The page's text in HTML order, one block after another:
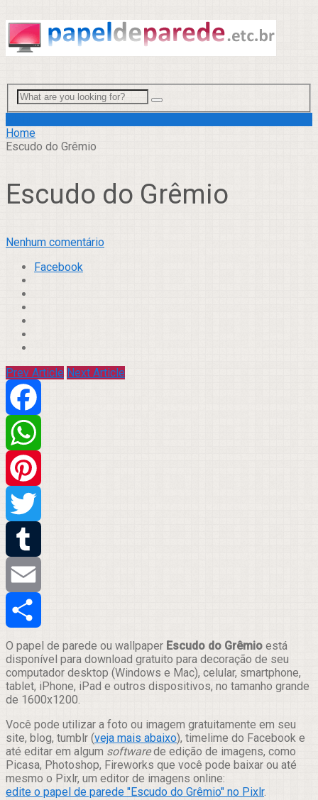
Home
Escudo do Grêmio
Escudo do Grêmio
Nenhum comentário
Facebook
Prev Article Next Article
Facebook
WhatsApp
Pinterest
Twitter
Tumblr
Email
Compartilhar
O papel de parede ou wallpaper Escudo do Grêmio está
disponível para download gratuito para decoração de seu
computador desktop (Windows e Mac), celular, smartphone,
tablet, iPhone, iPad e outros dispositivos, no tamanho grande
de 1600x1200.
Você pode utilizar a foto ou imagem gratuitamente em seu
site, blog, tumblr (veja mais abaixo), timelime do Facebook e
até editar em algum softwarede edição de imagens, como
Picasa, Photoshop, Fireworks que você pode baixar ou até
mesmo o Pixlr, um editor de imagens online:
edite o papel de parede "Escudo do Grêmio" no Pixlr.